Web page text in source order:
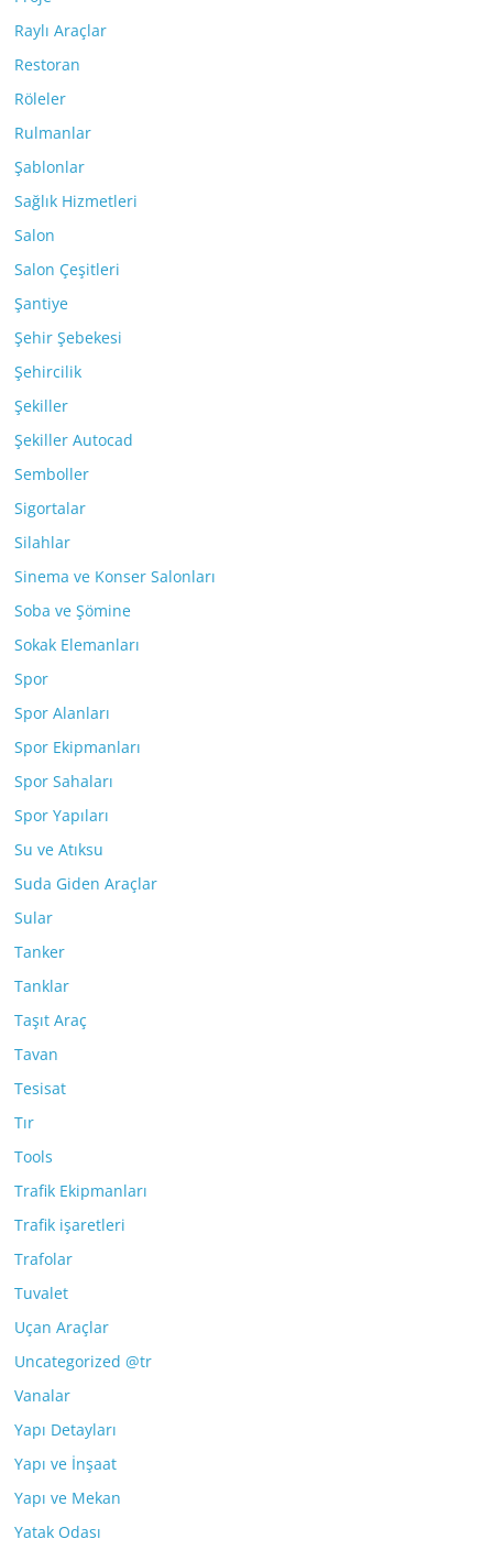
Raylı Araçlar
Restoran
Röleler
Rulmanlar
Şablonlar
Sağlık Hizmetleri
Salon
Salon Çeşitleri
Şantiye
Şehir Şebekesi
Şehircilik
Şekiller
Şekiller Autocad
Semboller
Sigortalar
Silahlar
Sinema ve Konser Salonları
Soba ve Şömine
Sokak Elemanları
Spor
Spor Alanları
Spor Ekipmanları
Spor Sahaları
Spor Yapıları
Su ve Atıksu
Suda Giden Araçlar
Sular
Tanker
Tanklar
Taşıt Araç
Tavan
Tesisat
Tır
Tools
Trafik Ekipmanları
Trafik işaretleri
Trafolar
Tuvalet
Uçan Araçlar
Uncategorized @tr
Vanalar
Yapı Detayları
Yapı ve İnşaat
Yapı ve Mekan
Yatak Odası